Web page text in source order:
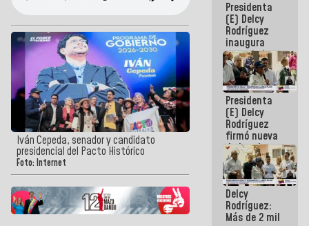
Iván Cepeda, senador y candidato
presidencial del Pacto Histórico
Foto: Internet
Presidenta
(E) Delcy
Rodríguez
inaugura
casa de los
Abuelos
Primavera
en Caracas
Presidenta
(E) Delcy
Rodríguez
firmó nueva
de Ley de
Arrendamiento
aprobada
por la AN
Delcy
Rodríguez:
Más de 2 mil